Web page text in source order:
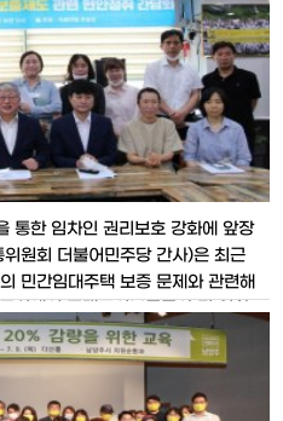
통한 임차인 권리보호 강화에 앞장
원회 더불어민주당 간사)은 최근
민간임대주택 보증 문제와 관련해
실에서 주택도시보증공사 및 임차
임대주택 임대보증금보증제도 관련
회에서는 주택도시보증공사의 내규